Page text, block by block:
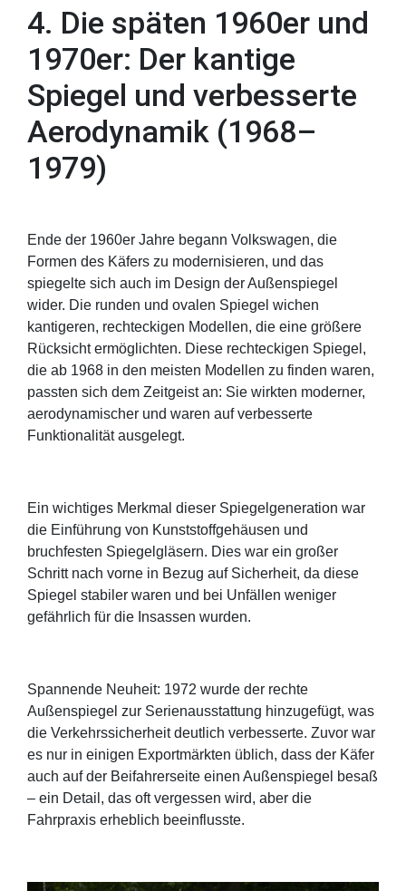
4. Die späten 1960er und
1970er: Der kantige
Spiegel und verbesserte
Aerodynamik (1968–
1979)
Ende der 1960er Jahre begann Volkswagen, die
Formen des Käfers zu modernisieren, und das
spiegelte sich auch im Design der Außenspiegel
wider. Die runden und ovalen Spiegel wichen
kantigeren, rechteckigen Modellen, die eine größere
Rücksicht ermöglichten. Diese rechteckigen Spiegel,
die ab 1968 in den meisten Modellen zu finden waren,
passten sich dem Zeitgeist an: Sie wirkten moderner,
aerodynamischer und waren auf verbesserte
Funktionalität ausgelegt.
Ein wichtiges Merkmal dieser Spiegelgeneration war
die Einführung von Kunststoffgehäusen und
bruchfesten Spiegelgläsern. Dies war ein großer
Schritt nach vorne in Bezug auf Sicherheit, da diese
Spiegel stabiler waren und bei Unfällen weniger
gefährlich für die Insassen wurden.
Spannende Neuheit: 1972 wurde der rechte
Außenspiegel zur Serienausstattung hinzugefügt, was
die Verkehrssicherheit deutlich verbesserte. Zuvor war
es nur in einigen Exportmärkten üblich, dass der Käfer
auch auf der Beifahrerseite einen Außenspiegel besaß
– ein Detail, das oft vergessen wird, aber die
Fahrpraxis erheblich beeinflusste.